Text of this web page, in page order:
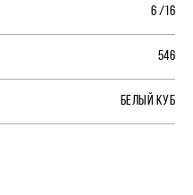
6 /16
546
БЕЛЫЙ КУБ